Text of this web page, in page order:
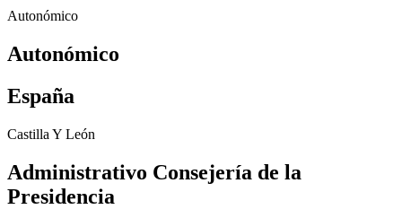
Autonómico
Autonómico
España
Castilla Y León
Administrativo Consejería de la
Presidencia